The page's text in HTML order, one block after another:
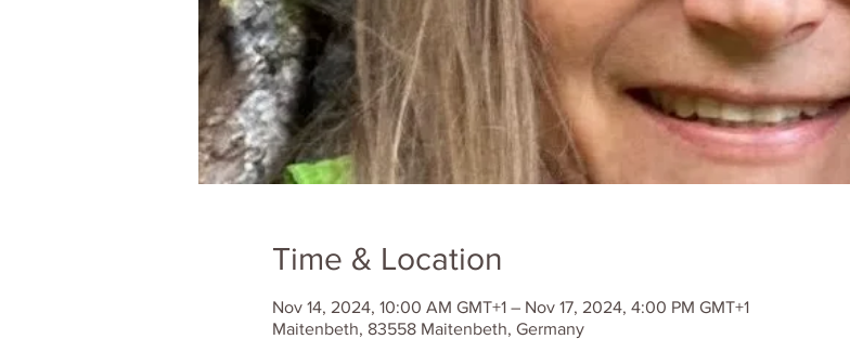
Time & Location
Nov 14, 2024, 10:00 AM GMT+1 – Nov 17, 2024, 4:00 PM GMT+1
Maitenbeth, 83558 Maitenbeth, Germany